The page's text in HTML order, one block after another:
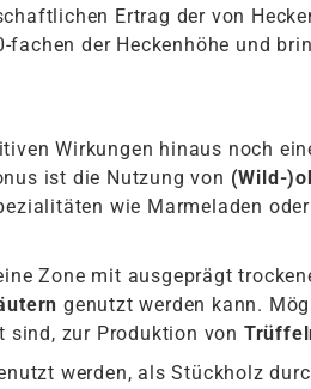
Ertrag der von
der Heckenhöhe und
Wirkungen hinaus noch
ist die Nutzung von (Wild-
wie Marmeladen
Zone mit ausgeprägt
genutzt werden kann.
sind, zur Produktion von
werden, als Stückholz